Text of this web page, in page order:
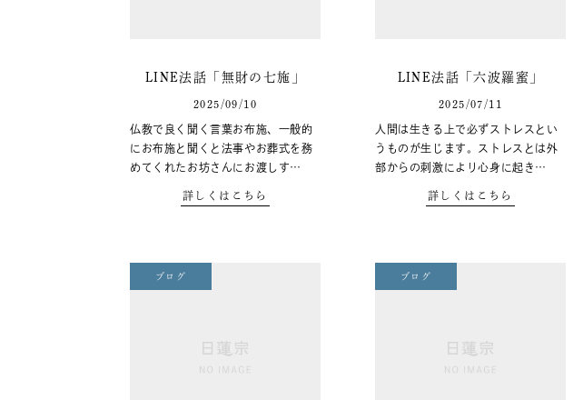
LINE法話「無財の七施」
2025/09/10
仏教で良く聞く言葉お布施、一般的
にお布施と聞くと法事やお葬式を務
めてくれたお坊さんにお渡しす…
詳しくはこちら
LINE法話「六波羅蜜」
2025/07/11
人間は生きる上で必ずストレスとい
うものが生じます。ストレスとは外
部からの刺激により心身に起き…
詳しくはこちら
ブログ ブログ